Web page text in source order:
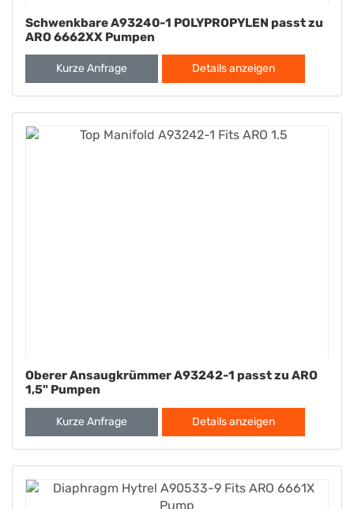
Schwenkbare A93240-1 POLYPROPYLEN passt zu
ARO 6662XX Pumpen
Kurze Anfrage Details anzeigen
Oberer Ansaugkrümmer A93242-1 passt zu ARO
1,5" Pumpen
Kurze Anfrage Details anzeigen